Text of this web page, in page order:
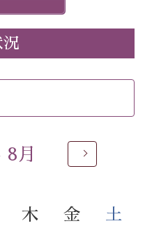
用意
ウト10時
みが遅く新鮮で若返り
です。身も心も癒され
ビの特殊素材の畳を使
8月
木 金 土